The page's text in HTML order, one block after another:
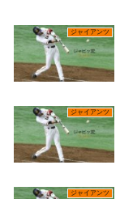
ジャイアンツ
ジャイアンツ
ジャイアンツ